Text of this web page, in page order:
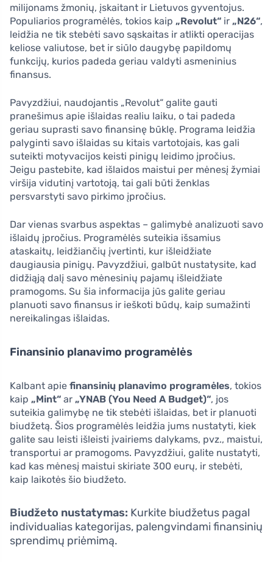
milijonams žmonių, įskaitant ir Lietuvos gyventojus.
Populiarios programėlės, tokios kaip „Revolut“ ir „N26“,
leidžia ne tik stebėti savo sąskaitas ir atlikti operacijas
keliose valiutose, bet ir siūlo daugybę papildomų
funkcijų, kurios padeda geriau valdyti asmeninius
finansus.
Pavyzdžiui, naudojantis „Revolut“ galite gauti
pranešimus apie išlaidas realiu laiku, o tai padeda
geriau suprasti savo finansinę būklę. Programa leidžia
palyginti savo išlaidas su kitais vartotojais, kas gali
suteikti motyvacijos keisti pinigų leidimo įpročius.
Jeigu pastebite, kad išlaidos maistui per mėnesį žymiai
viršija vidutinį vartotoją, tai gali būti ženklas
persvarstyti savo pirkimo įpročius.
Dar vienas svarbus aspektas – galimybė analizuoti savo
išlaidų įpročius. Programėlės suteikia išsamius
ataskaitų, leidžiančių įvertinti, kur išleidžiate
daugiausia pinigų. Pavyzdžiui, galbūt nustatysite, kad
didžiąją dalį savo mėnesinių pajamų išleidžiate
pramogoms. Su šia informacija jūs galite geriau
planuoti savo finansus ir ieškoti būdų, kaip sumažinti
nereikalingas išlaidas.
Finansinio planavimo programėlės
Kalbant apie finansinių planavimo programėles, tokios
kaip „Mint“ ar „YNAB (You Need A Budget)“, jos
suteikia galimybę ne tik stebėti išlaidas, bet ir planuoti
biudžetą. Šios programėlės leidžia jums nustatyti, kiek
galite sau leisti išleisti įvairiems dalykams, pvz., maistui,
transportui ar pramogoms. Pavyzdžiui, galite nustatyti,
kad kas mėnesį maistui skiriate 300 eurų, ir stebėti,
kaip laikotės šio biudžeto.
Biudžeto nustatymas: Kurkite biudžetus pagal
individualias kategorijas, palengvindami finansinių
sprendimų priėmimą.